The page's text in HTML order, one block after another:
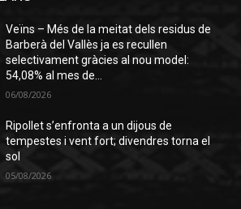
Veïns – Més de la meitat dels residus de
Barberà del Vallès ja es recullen
selectivament gràcies al nou model:
54,08% al mes de...
06/08/2026
Ripollet s’enfronta a un dijous de
tempestes i vent fort; divendres torna el
sol
05/08/2026